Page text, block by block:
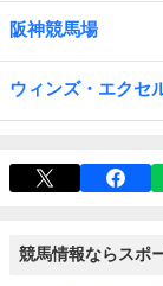
阪神競馬場
ウィンズ・エクセ
競馬情報ならスポ